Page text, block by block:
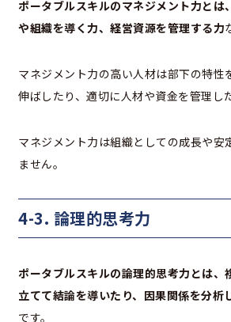
ポータブルスキルのマネジメント力とは
や組織を導く力、経営資源を管理する力
マネジメント力の高い人材は部下の特性
伸ばしたり、適切に人材や資金を管理し
マネジメント力は組織としての成長や安
ません。
4-3. 論理的思考力
ポータブルスキルの論理的思考力とは、
立てて結論を導いたり、因果関係を分析
です。